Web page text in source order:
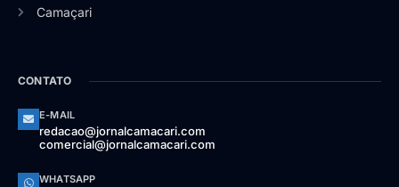
Camaçari
CONTATO
E-MAIL
redacao@jornalcamacari.com
comercial@jornalcamacari.com
WHATSAPP